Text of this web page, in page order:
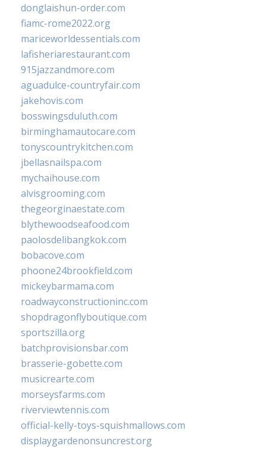
donglaishun-order.com
fiamc-rome2022.org
mariceworldessentials.com
lafisheriarestaurant.com
915jazzandmore.com
aguadulce-countryfair.com
jakehovis.com
bosswingsduluth.com
birminghamautocare.com
tonyscountrykitchen.com
jbellasnailspa.com
mychaihouse.com
alvisgrooming.com
thegeorginaestate.com
blythewoodseafood.com
paolosdelibangkok.com
bobacove.com
phoone24brookfield.com
mickeybarmama.com
roadwayconstructioninc.com
shopdragonflyboutique.com
sportszilla.org
batchprovisionsbar.com
brasserie-gobette.com
musicrearte.com
morseysfarms.com
riverviewtennis.com
official-kelly-toys-squishmallows.com
displaygardenonsuncrest.org